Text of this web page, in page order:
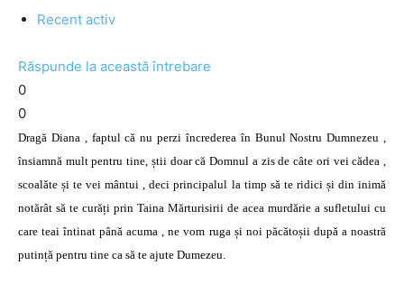
Recent activ
Răspunde la această întrebare
0
0
Dragă Diana , faptul că nu perzi încrederea în Bunul Nostru Dumnezeu ,
însiamnă mult pentru tine, știi doar că Domnul a zis de câte ori vei cădea ,
scoalăte și te vei mântui , deci principalul la timp să te ridici și din inimă
notărât să te curăți prin Taina Mărturisirii de acea murdărie a sufletului cu
care teai întinat până acuma , ne vom ruga și noi păcătoșii după a noastră
putință pentru tine ca să te ajute Dumezeu.